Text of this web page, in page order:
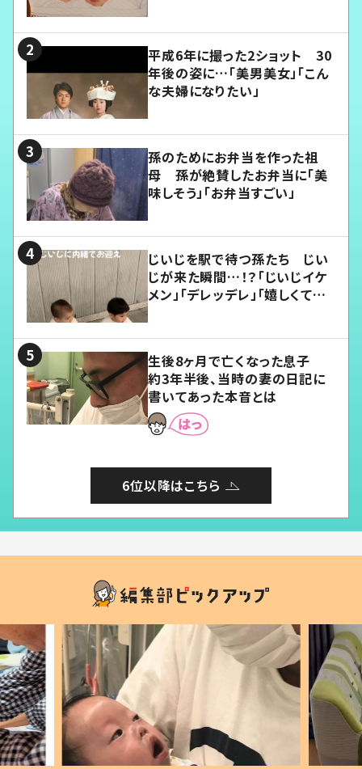
平成6年に撮った2ショット 30
年後の姿に…「美男美女」「こん
な夫婦になりたい」
孫のためにお弁当を作った祖
母 孫が絶賛したお弁当に「美
味しそう」「お弁当すごい」
じいじを駅で待つ孫たち じい
じが来た瞬間…！？「じいじイケ
メン」「デレッデレ」「嬉しくて可
生後8ヶ月で亡くなった息子
約3年半後、当時の妻の日記に
書いてあった本音とは
6位以降はこちら